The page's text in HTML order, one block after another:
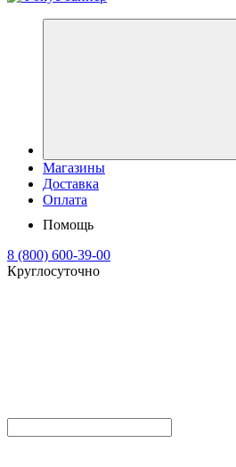
Магазины
Доставка
Оплата
Помощь
8 (800) 600-39-00
Круглосуточно